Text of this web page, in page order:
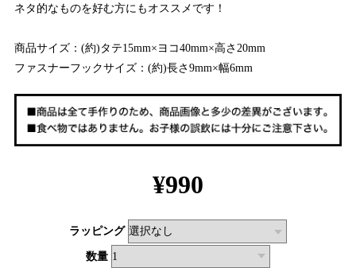
ネタ的なものを好む方にもオススメです！
商品サイズ：(約)タテ15mm×ヨコ40mm×高さ20mm
ファスナーフックサイズ：(約)長さ9mm×幅6mm
¥990
ラッピング
数量